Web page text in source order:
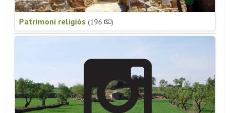
Patrimoni religiós (196 )